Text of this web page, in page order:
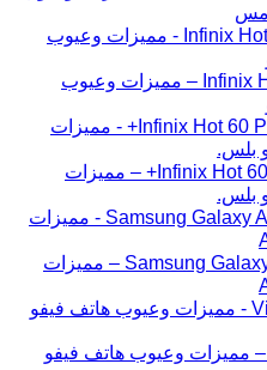
سعر ومواصفات Infinix Hot 60 Pro – مميزات وعيوب
سعر ومواصفات هاتف Infinix Hot 60 Pro+ – مميزات
أسعار ومواصفات Samsung Galaxy A07 4G – مميزات
سعر ومواصفات Vivo V60 – مميزات وعيوب هاتف فيفو